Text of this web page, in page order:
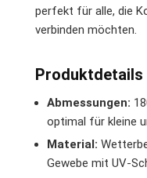
perfekt für alle, die
verbinden möchten.
Produktdetails
Abmessungen:
optimal für kleine
Material:
Gewebe mit UV-